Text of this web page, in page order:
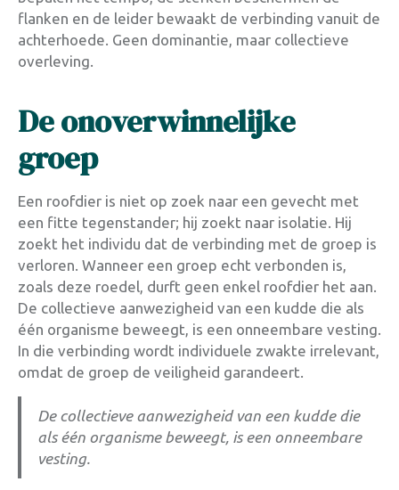
flanken en de leider bewaakt de verbinding vanuit de
achterhoede. Geen dominantie, maar collectieve
overleving.
De onoverwinnelijke
groep
Een roofdier is niet op zoek naar een gevecht met
een fitte tegenstander; hij zoekt naar isolatie. Hij
zoekt het individu dat de verbinding met de groep is
verloren. Wanneer een groep echt verbonden is,
zoals deze roedel, durft geen enkel roofdier het aan.
De collectieve aanwezigheid van een kudde die als
één organisme beweegt, is een onneembare vesting.
In die verbinding wordt individuele zwakte irrelevant,
omdat de groep de veiligheid garandeert.
De collectieve aanwezigheid van een kudde die
als één organisme beweegt, is een onneembare
vesting.